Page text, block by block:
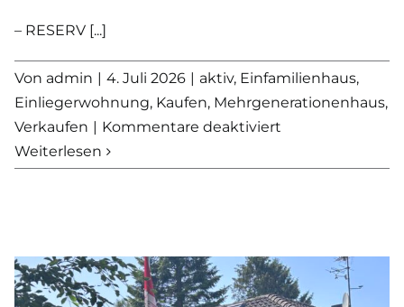
– RESERV [...]
Von admin | 4. Juli 2026 | aktiv, Einfamilienhaus,
Einliegerwohnung, Kaufen, Mehrgenerationenhaus,
Verkaufen | Kommentare deaktiviert
mit
Einliegeroption
Weiterlesen